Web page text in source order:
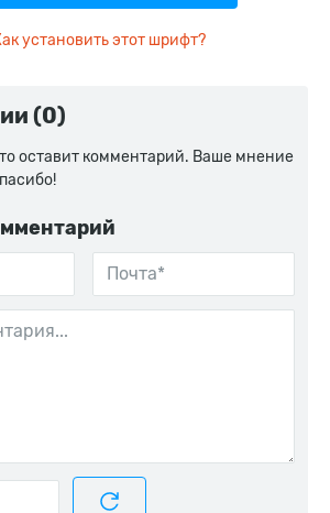
установить этот шрифт?
(0)
оставит комментарий. Ваше мнение